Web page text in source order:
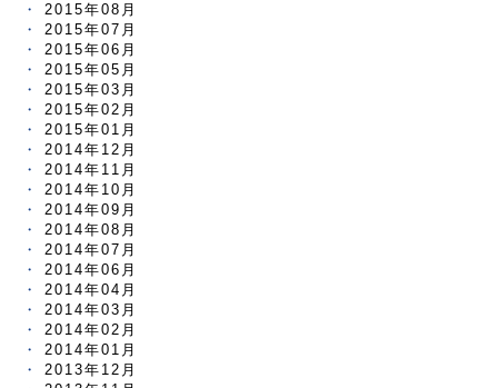
2015年08月
2015年07月
2015年06月
2015年05月
2015年03月
2015年02月
2015年01月
2014年12月
2014年11月
2014年10月
2014年09月
2014年08月
2014年07月
2014年06月
2014年04月
2014年03月
2014年02月
2014年01月
2013年12月